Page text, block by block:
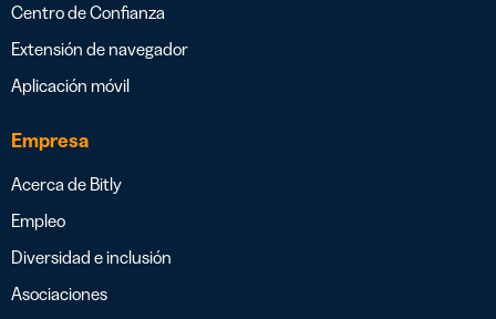
Centro de Confianza
Extensión de navegador
Aplicación móvil
Empresa
Acerca de Bitly
Empleo
Diversidad e inclusión
Asociaciones